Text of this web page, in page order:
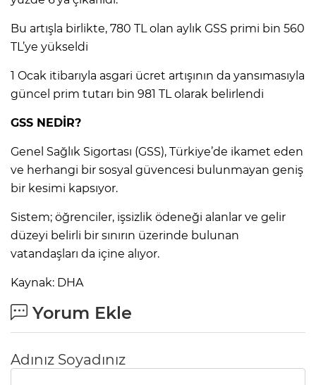
Bu artışla birlikte, 780 TL olan aylık GSS primi bin 560
TL’ye yükseldi
1 Ocak itibarıyla asgari ücret artışının da yansımasıyla
güncel prim tutarı bin 981 TL olarak belirlendi
GSS NEDİR?
Genel Sağlık Sigortası (GSS), Türkiye’de ikamet eden
ve herhangi bir sosyal güvencesi bulunmayan geniş
bir kesimi kapsıyor.
Sistem; öğrenciler, işsizlik ödeneği alanlar ve gelir
düzeyi belirli bir sınırın üzerinde bulunan
vatandaşları da içine alıyor.
Kaynak: DHA
Yorum Ekle
Adınız Soyadınız